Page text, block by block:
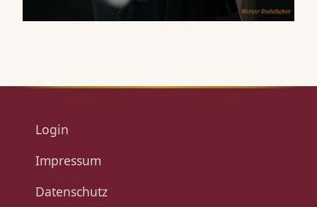
Login
Impressum
Datenschutz